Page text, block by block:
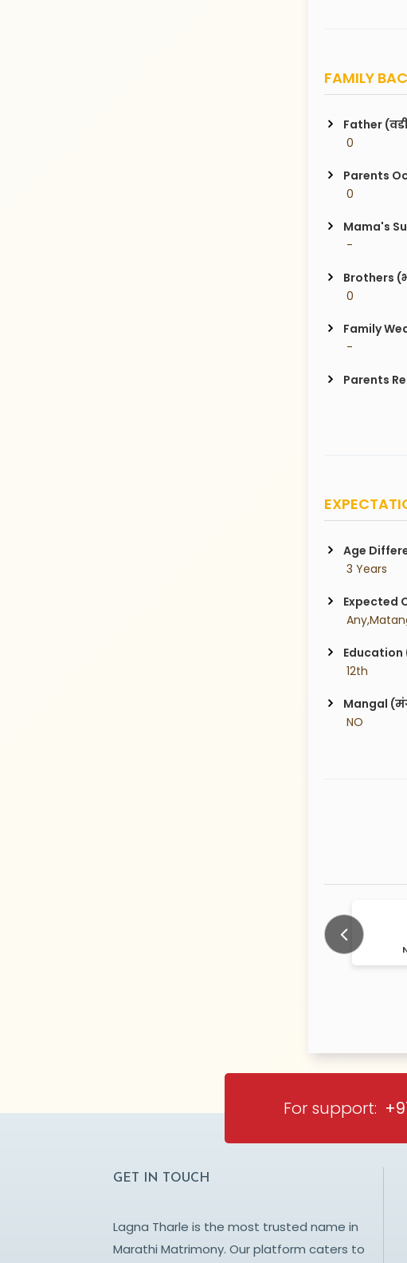
FAMILY
Father
0
Parents
0
Mama's
-
Brothers
0
Family
-
Parents
Age
3 Years
Expected
Education
12th
Mangal
NO
Previous
N/A Years
For support:
GET IN TOUCH
Lagna Tharle is the most trusted name in
Marathi Matrimony. Our platform caters to